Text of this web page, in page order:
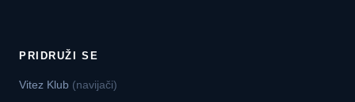
PRIDRUŽI SE
Vitez Klub (navijači)